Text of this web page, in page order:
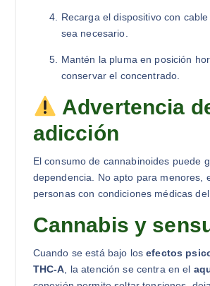
Recarga el dispositivo con
sea necesario.
Mantén la pluma en posición
conservar el concentrado.
Advertencia
adicción
El consumo de cannabinoides puede
dependencia. No apto para menores,
personas con condiciones médicas
Cannabis y
Cuando se está bajo losefectos
THC-A , la atención se centra en el